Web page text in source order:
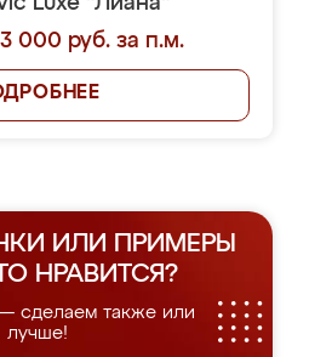
000 руб. за п.м.
ИЛИ ПРИМЕРЫ
НРАВИТСЯ?
сделаем также или
лучше!